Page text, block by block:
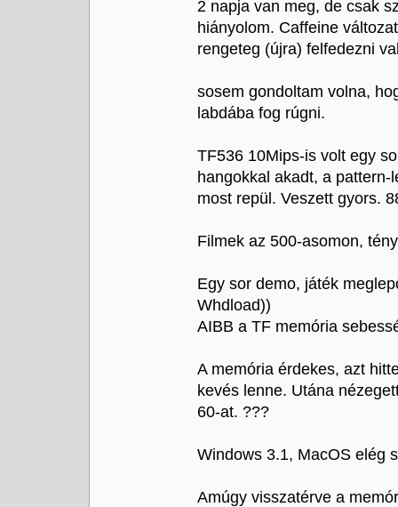
2 napja van meg, de csak
hiányolom. Caffeine
rengeteg (újra) felfedezni
sosem gondoltam volna,
labdába fog rúgni.
TF536 10Mips-is volt egy
hangokkal akadt, a
most repül. Veszett gyors.
Filmek az 500-asomon,
Egy sor demo, játék
Whdload))
AIBB a TF memória
A memória érdekes, azt
kevés lenne. Utána
60-at. ???
Windows 3.1, MacOS elég
Amúgy visszatérve a